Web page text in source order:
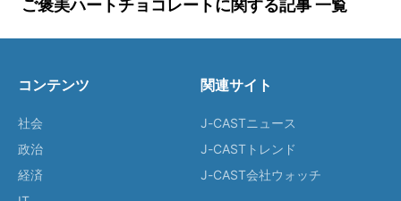
ご褒美ハートチョコレートに関する記事 一覧
コンテンツ
社会
政治
経済
関連サイト
J-CASTニュース
J-CASTトレンド
J-CAST会社ウォッチ